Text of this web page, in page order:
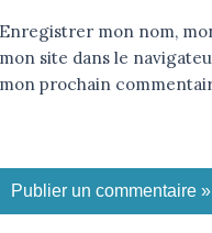
Enregistrer mon nom,
mon site dans le
mon prochain
Publier un commentaire »